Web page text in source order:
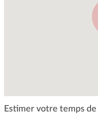
Estimer votre temps